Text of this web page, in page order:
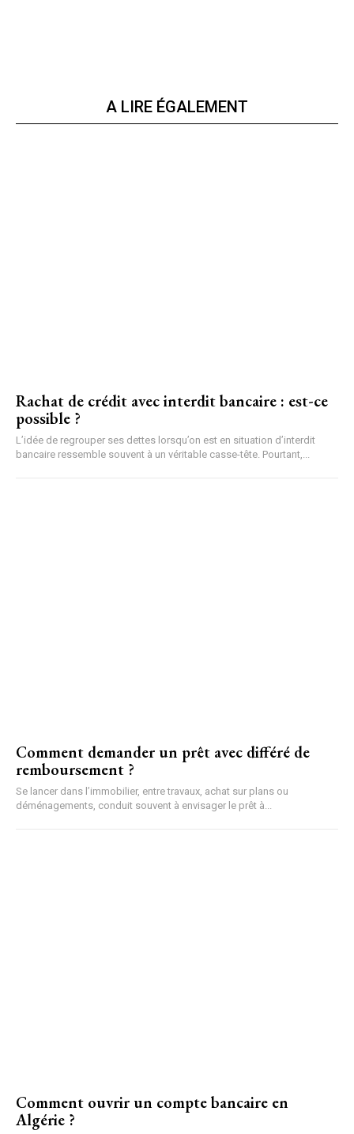
A LIRE ÉGALEMENT
Rachat de crédit avec interdit bancaire​ : est-ce
possible ?
L’idée de regrouper ses dettes lorsqu’on est en situation d’interdit
bancaire ressemble souvent à un véritable casse-tête. Pourtant,...
Comment demander un prêt avec différé de
remboursement ?
Se lancer dans l’immobilier, entre travaux, achat sur plans ou
déménagements, conduit souvent à envisager le prêt à...
Comment ouvrir un compte bancaire en
Algérie ?